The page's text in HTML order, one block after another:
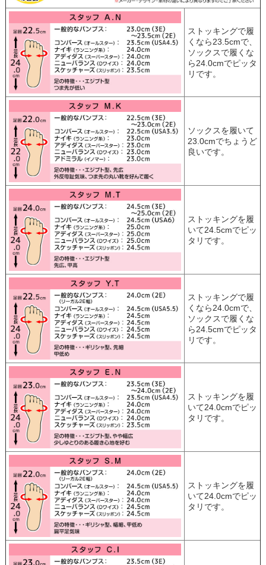
ストッキングで履
くなら23.5cmで、
ソックスで履くな
ら24.0cmでピッタ
リです。
ソックスを履いて
23.0cmでちょうど
良いです。
ストッキングを履
いて24.5cmでピッ
タリです。
ストッキングで履
くなら24.0cmで、
ソックスで履くな
ら24.5cmでピッタ
リです。
ストッキングを履
いて24.0cmでピッ
タリです。
ストッキングを履
いて24.0cmでピッ
タリです。